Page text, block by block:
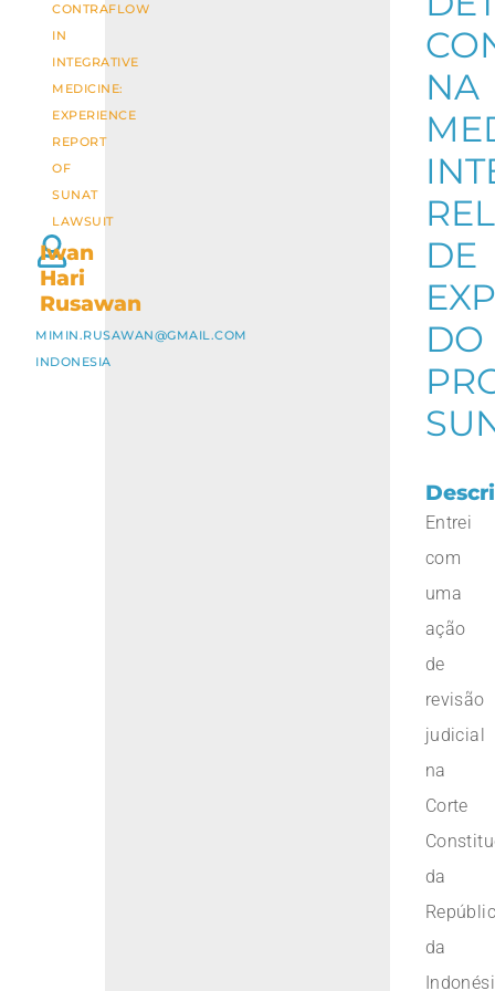
CONTRAFLOW
IN
INTEGRATIVE
MEDICINE:
EXPERIENCE
REPORT
OF
SUNAT
LAWSUIT
Iwan
Hari
Rusawan
MIMIN.RUSAWAN@GMAIL.COM
INDONESIA
NA
DE
DO
Entrei
com
uma
ação
de
revisão
judicial
na
Corte
da
da